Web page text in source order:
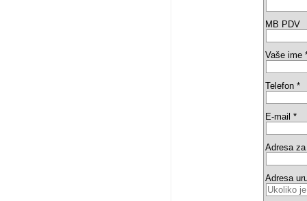
MB PDV
Vaše ime
Telefon *
E-mail *
Adresa
Adresa